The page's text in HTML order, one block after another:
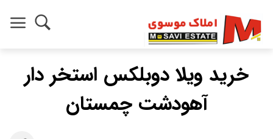
خرید ویلا دوبلکس استخر دار
آهودشت چمستان